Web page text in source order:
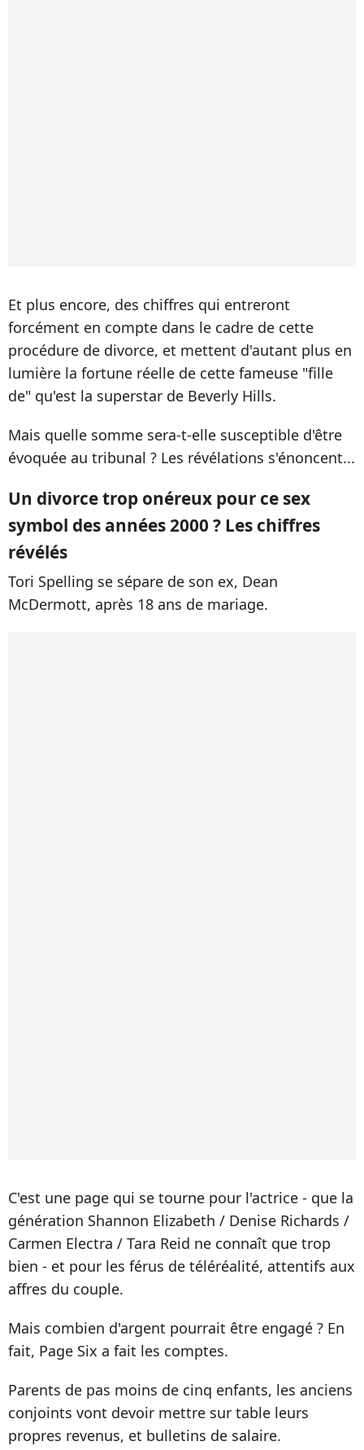
Et plus encore, des chiffres qui entreront
forcément en compte dans le cadre de cette
procédure de divorce, et mettent d'autant plus en
lumière la fortune réelle de cette fameuse "fille
de" qu'est la superstar de Beverly Hills.
Mais quelle somme sera-t-elle susceptible d'être
évoquée au tribunal ? Les révélations s'énoncent...
Un divorce trop onéreux pour ce sex
symbol des années 2000 ? Les chiffres
révélés
Tori Spelling se sépare de son ex, Dean
McDermott, après 18 ans de mariage.
C'est une page qui se tourne pour l'actrice - que la
génération Shannon Elizabeth / Denise Richards /
Carmen Electra / Tara Reid ne connaît que trop
bien - et pour les férus de téléréalité, attentifs aux
affres du couple.
Mais combien d'argent pourrait être engagé ? En
fait, Page Six a fait les comptes.
Parents de pas moins de cinq enfants, les anciens
conjoints vont devoir mettre sur table leurs
propres revenus, et bulletins de salaire.